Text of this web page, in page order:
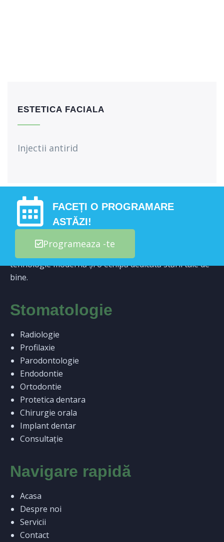
ESTETICA FACIALA
Injectii antirid
FACEȚI O PROGRAMARE
ASTĂZI!
Programeaza -te
Redefinim experiența stomatologică prin atenție,
confort și profesionalism. Tratamente personalizate,
tehnologie modernă și o echipă dedicată stării tale de
bine.
Stomatologie
Radiologie
Profilaxie
Parodontologie
Endodontie
Ortodontie
Protetica dentara
Chirurgie orala
Implant dentar
Consultație
Navigare rapidă
Acasa
Despre noi
Servicii
Contact